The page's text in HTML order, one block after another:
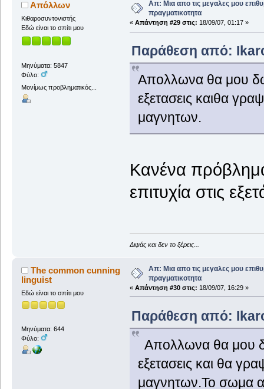
Απόλλων
Κιθαροσυντονιστής
Εδώ είναι το σπίτι μου
Μηνύματα: 5847
Φύλο:
Μονίμως προβληματικός...
Απ: Μια απο τις μεγαλες μου
πραγματικοτητα
« Απάντηση #29 στις: 18/09/07, 01:17 »
Παράθεση από:
Απολλωνα θα μου
εξετασεις καιθα
μαγνητων.
Κανένα
επιτυχία στις
Διψάς και δεν το ξέρεις...
The common cunning
linguist
Εδώ είναι το σπίτι μου
Μηνύματα: 644
Φύλο:
Απ: Μια απο τις μεγαλες μου
πραγματικοτητα
« Απάντηση #30 στις: 18/09/07, 16:29 »
Παράθεση από:
Απολλωνα θα μου
εξετασεις και θα
μαγνητων.Το σωμα